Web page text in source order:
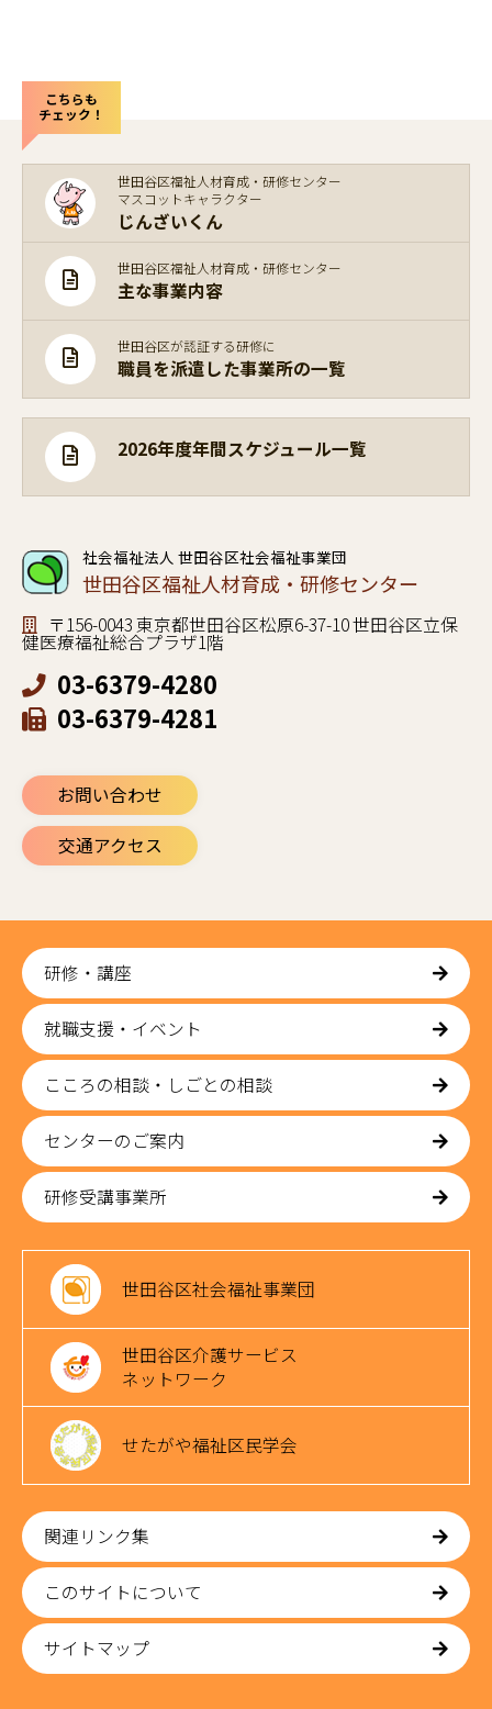
こちらも
チェック！
世田谷区福祉人材育成・研修センター
マスコットキャラクター
じんざいくん
世田谷区福祉人材育成・研修センター
主な事業内容
世田谷区が認証する研修に
職員を派遣した事業所の一覧
2026年度年間スケジュール一覧
社会福祉法人 世田谷区社会福祉事業団
世田谷区福祉人材育成・研修センター
〒156-0043 東京都世田谷区松原6-37-10 世田谷区立保
健医療福祉総合プラザ1階
03-6379-4280
03-6379-4281
お問い合わせ
交通アクセス
研修・講座
就職支援・イベント
こころの相談・しごとの相談
センターのご案内
研修受講事業所
世田谷区社会福祉事業団
世田谷区介護サービス
ネットワーク
せたがや福祉区民学会
関連リンク集
このサイトについて
サイトマップ